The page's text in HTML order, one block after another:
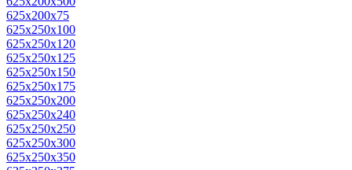
625x200x75
625x250x100
625x250x120
625x250x125
625x250x150
625x250x175
625x250x200
625x250x240
625x250x250
625x250x300
625x250x350